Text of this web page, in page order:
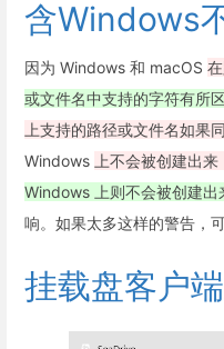
含Windows
因为 Windows 和 macOS
或文件名中支持的字符有所区
上支持的路径或文件名如果
Windows 上不会被创建出来
Windows 上则不会被创建出
响。如果太多这样的警告，
挂载盘客户